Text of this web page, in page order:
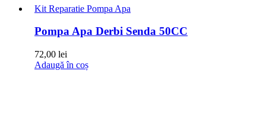
Kit Reparatie Pompa Apa
Pompa Apa Derbi Senda 50CC
72,00 lei
Adaugă în coș